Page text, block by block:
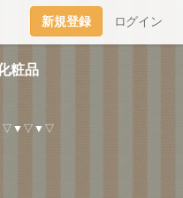
新規登録 ログイン
粧品